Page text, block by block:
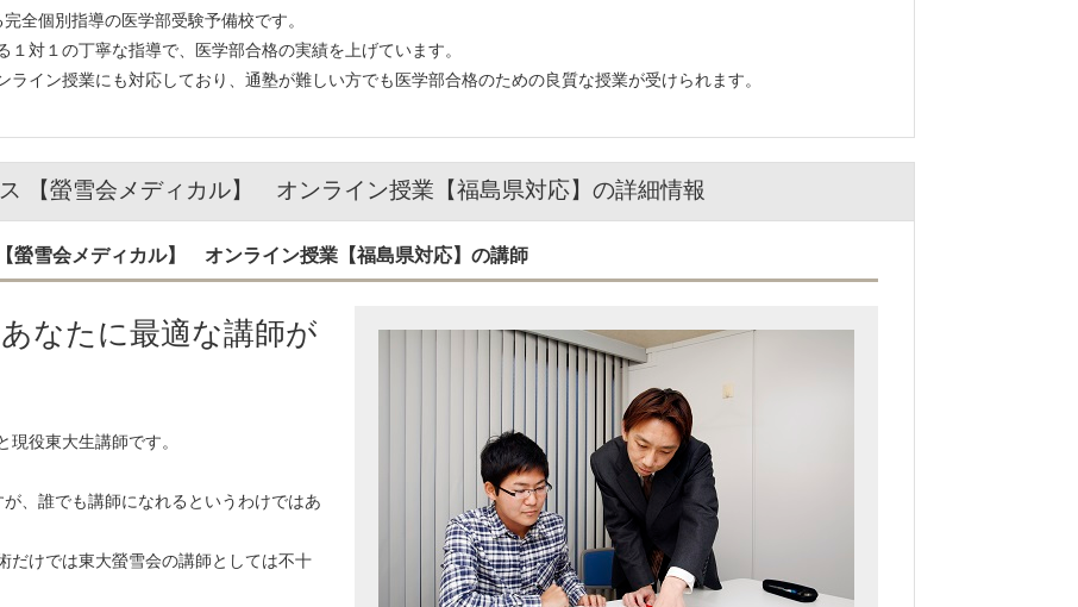
全個別指導の医学部受験予備校です。
対１の丁寧な指導で、医学部合格の実績を上げています。
イン授業にも対応しており、通塾が難しい方でも医学部合格のための良質な授業が受けられます。
【螢雪会メディカル】 オンライン授業【福島県対応】の詳細情報
螢雪会メディカル】 オンライン授業【福島県対応】の講師
なたに最適な講師が
役東大生講師です。
、誰でも講師になれるというわけではあ
だけでは東大螢雪会の講師としては不十